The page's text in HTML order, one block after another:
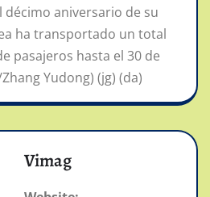
aniversario de su
ha transportado un total
pasajeros hasta el 30 de
Yudong) (jg) (da)
Vimag